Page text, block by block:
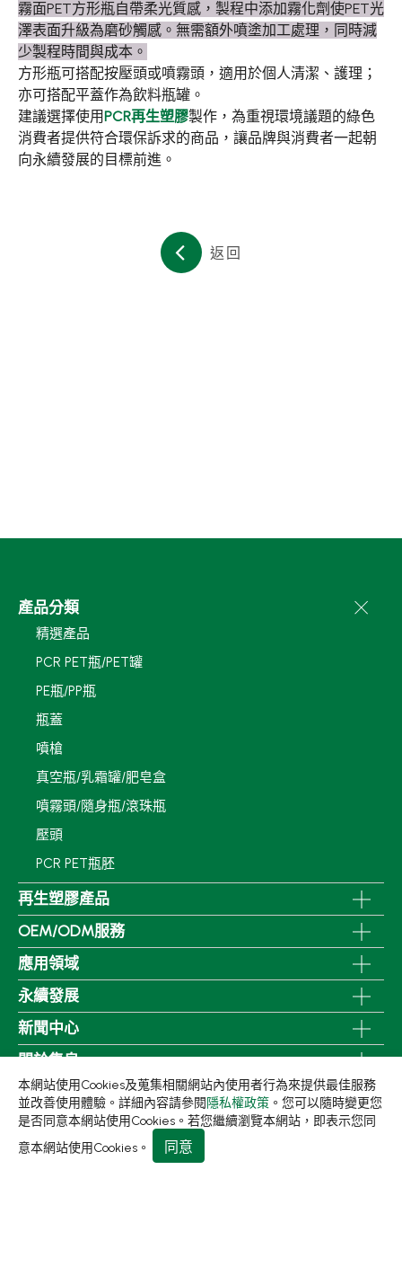
霧面PET方形瓶自帶柔光質感，製程中添加霧化劑使PET光
澤表面升級為磨砂觸感。無需額外噴塗加工處理，同時減
少製程時間與成本。
方形瓶可搭配按壓頭或噴霧頭，適用於個人清潔、護理；
亦可搭配平蓋作為飲料瓶罐。
建議選擇使用PCR再生塑膠製作，為重視環境議題的綠色
消費者提供符合環保訴求的商品，讓品牌與消費者一起朝
向永續發展的目標前進。
返回
產品分類
精選產品
PCR PET瓶/PET罐
PE瓶/PP瓶
瓶蓋
噴槍
真空瓶/乳霜罐/肥皂盒
噴霧頭/隨身瓶/滾珠瓶
壓頭
PCR PET瓶胚
再生塑膠產品
OEM/ODM服務
應用領域
永續發展
新聞中心
關於集泉
聯絡我們
413 台中市霧峰區民生路198巷31號
+886-4-2331-8822
本網站使用Cookies及蒐集相關網站內使用者行為來提供最佳服務
並改善使用體驗。詳細內容請參閱 隱私權政策 。您可以隨時變更您
是否同意本網站使用Cookies。若您繼續瀏覽本網站，即表示您同
意本網站使用Cookies。
同意